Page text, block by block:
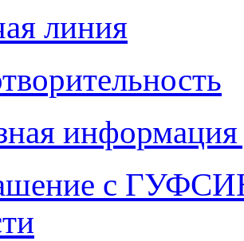
линия
с